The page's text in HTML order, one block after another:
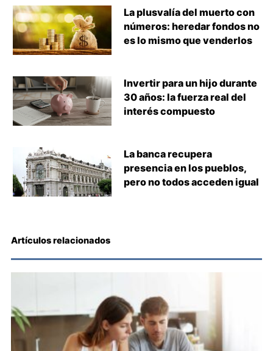
La plusvalía del muerto con
números: heredar fondos no
es lo mismo que venderlos
Invertir para un hijo durante
30 años: la fuerza real del
interés compuesto
La banca recupera
presencia en los pueblos,
pero no todos acceden igual
Artículos relacionados